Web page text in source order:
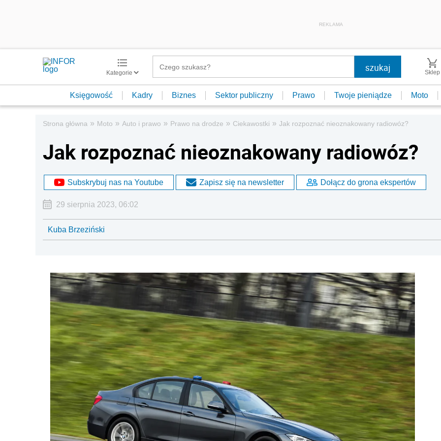
REKLAMA
Kategorie Sklep
Księgowość Kadry Biznes Sektor publiczny Prawo Twoje pieniądze Moto
Strona główna » Moto » Auto i prawo » Prawo na drodze » Ciekawostki » Jak rozpoznać nieoznakowany radiowóz?
Jak rozpoznać nieoznakowany radiowóz?
Subskrybuj nas na Youtube Zapisz się na newsletter Dołącz do grona ekspertów
29 sierpnia 2023, 06:02
Kuba Brzeziński